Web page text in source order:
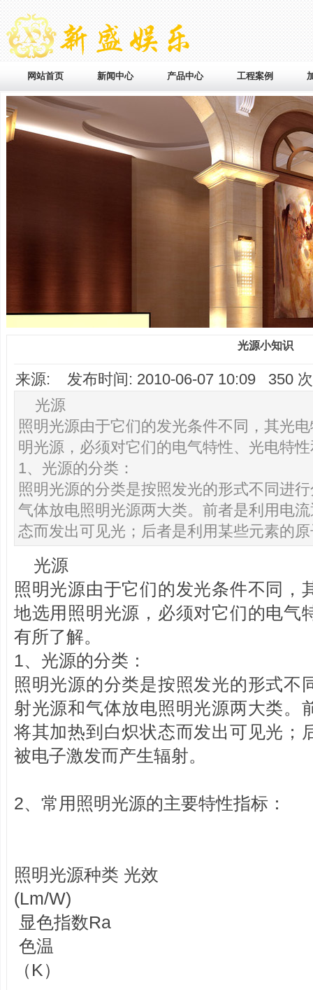
网站首页 新闻中心 产品中心 工程案例
光源小知识
来源: 发布时间: 2010-06-07 10:09 350
光源
照明光源由于它们的发光条件不同，其光
明光源，必须对它们的电气特性、光电特
1、光源的分类：
照明光源的分类是按照发光的形式不同进
气体放电照明光源两大类。前者是利用电
态而发出可见光；后者是利用某些元素的
光源
照明光源由于它们的发光条件不同，
地选用照明光源，必须对它们的电气
有所了解。
1、光源的分类：
照明光源的分类是按照发光的形式不
射光源和气体放电照明光源两大类。
将其加热到白炽状态而发出可见光；
被电子激发而产生辐射。
2、常用照明光源的主要特性指标：
照明光源种类 光效
(Lm/W)
显色指数Ra
色温
（K）